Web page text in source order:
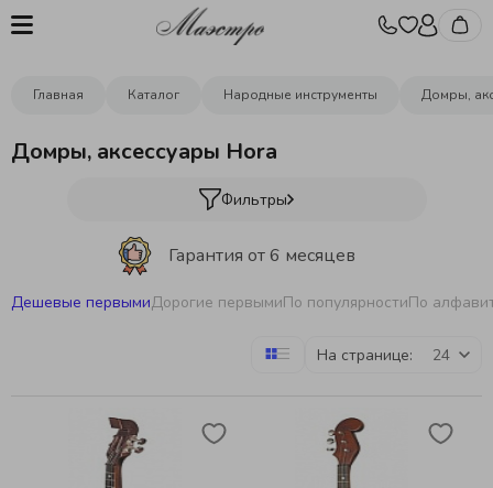
Главная Каталог Народные инструменты Домры,
Домры, аксессуары Hora
Фильтры
Гарантия от 6 месяцев
Дешевые первымиДорогие первымиПо популярностиПо
На странице: